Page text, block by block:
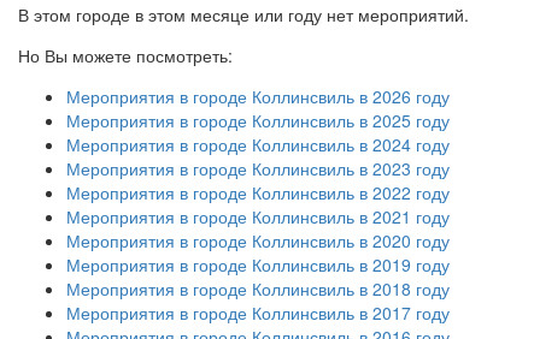
В этом городе в этом месяце или году нет мероприятий.
Но Вы можете посмотреть:
Мероприятия в городе Коллинсвиль в 2026 году
Мероприятия в городе Коллинсвиль в 2025 году
Мероприятия в городе Коллинсвиль в 2024 году
Мероприятия в городе Коллинсвиль в 2023 году
Мероприятия в городе Коллинсвиль в 2022 году
Мероприятия в городе Коллинсвиль в 2021 году
Мероприятия в городе Коллинсвиль в 2020 году
Мероприятия в городе Коллинсвиль в 2019 году
Мероприятия в городе Коллинсвиль в 2018 году
Мероприятия в городе Коллинсвиль в 2017 году